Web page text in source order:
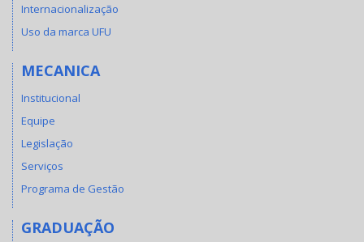
Internacionalização
Uso da marca UFU
MECANICA
Institucional
Equipe
Legislação
Serviços
Programa de Gestão
GRADUAÇÃO